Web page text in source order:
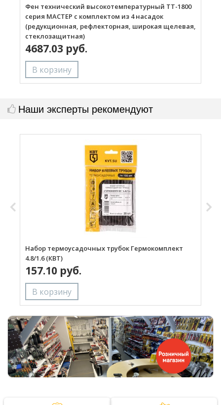
Фен технический высокотемпературный ТТ-1800
серия МАСТЕР с комплектом из 4 насадок
(редукционная, рефлекторная, широкая щелевая,
стеклозащитная)
4687.03 руб.
Наши эксперты рекомендуют
Набор термоусадочных трубок Гермокомплект
4.8/1.6 (КВТ)
157.10 руб.